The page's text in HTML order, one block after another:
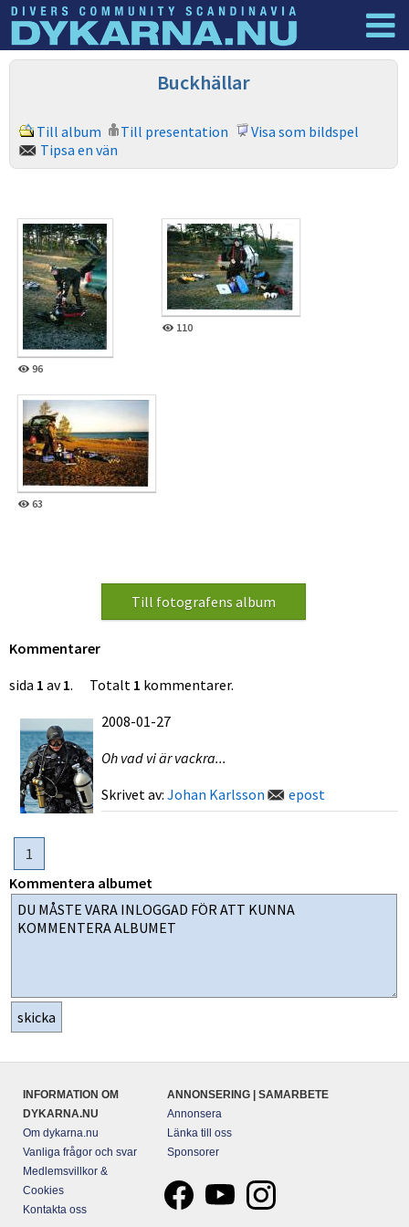
Dyknyheter Buckhällar
Till album Till presentation
Visa som bildspel
Tipsa en vän
96
110
63
Kommentarer
sida 1 av1. Totalt 1 kommentarer.
2008-01-27
Oh vad vi är vackra...
Skrivet av: Johan Karlsson epost
1
Kommentera albumet
INFORMATION OM
DYKARNA.NU
Om dykarna.nu
Vanliga frågor och svar
Medlemsvillkor &
Cookies
Kontakta oss
ANNONSERING | SAMARBETE
Annonsera
Länka till oss
Sponsorer